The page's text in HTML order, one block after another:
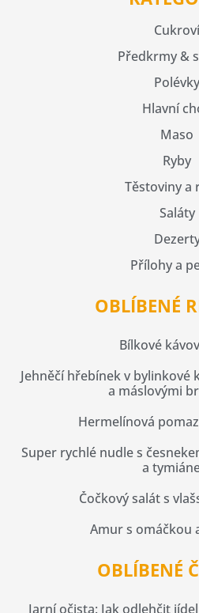
Cukroví
Předkrmy &
Polévky
Hlavní
Maso
Ryby
Těstoviny a
Saláty
Přílohy a
OBLÍBENÉ
Bílkové
Jehněčí hřebínek v bylinkové
a máslovými
Hermelínová
Super rychlé nudle s
a
Čočkový salát s
Amur s omáčkou
OBLÍBENÉ
Jarní očista: Jak odlehčit